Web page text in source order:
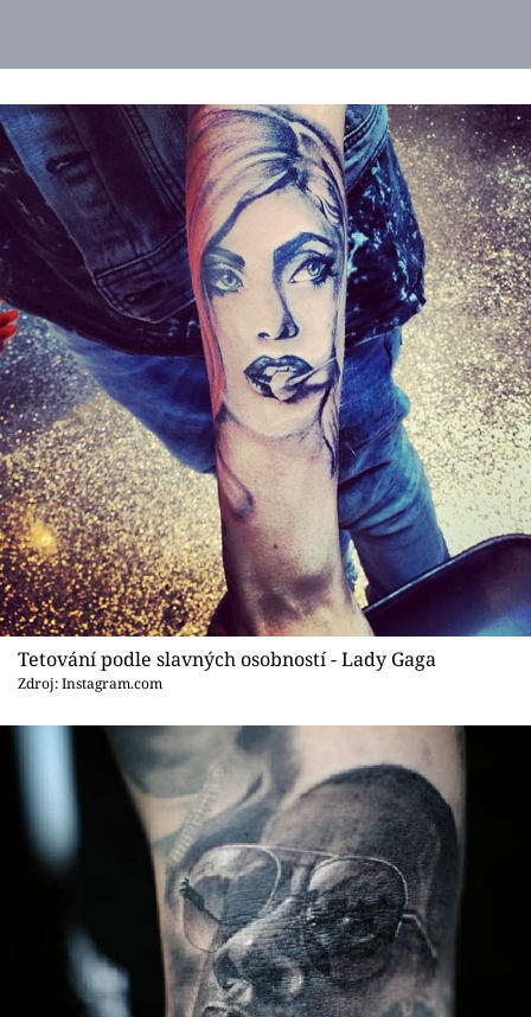
Tetování podle slavných osobností - Lady Gaga
Zdroj: Instagram.com